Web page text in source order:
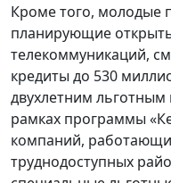
Кроме того, молодые
планирующие
телекоммуникаций,
кредиты до 530
двухлетним
рамках программы
компаний,
труднодоступных